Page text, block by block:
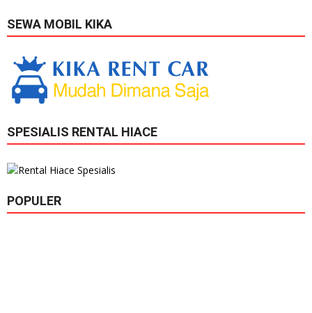
SEWA MOBIL KIKA
SPESIALIS RENTAL HIACE
POPULER